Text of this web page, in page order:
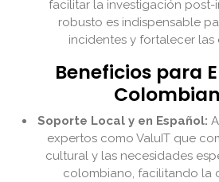
facilitar la investigación post-
robusto es indispensable
incidentes y fortalecer las
Beneficios para
Soporte Local y en Español:
expertos como ValuIT que
cultural y las necesidades
colombiano, facilitando la